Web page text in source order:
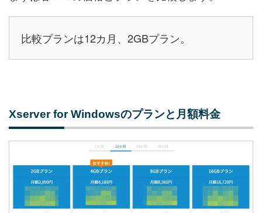
比較プランは12カ月、2GBプラン。
Xserver for Windowsのプランと月額料金